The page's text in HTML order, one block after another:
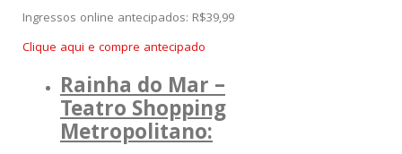
Ingressos online antecipados: R$39,99
Clique aqui e compre antecipado
Rainha do Mar –
Teatro Shopping
Metropolitano: